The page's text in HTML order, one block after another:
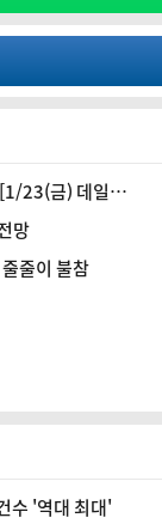
23(금) 데일리
망
줄이 불참
수 '역대 최대'